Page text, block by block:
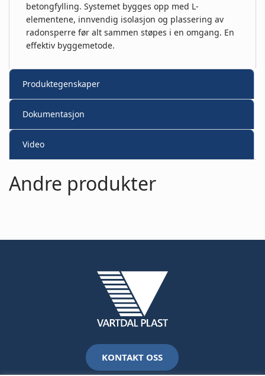
betongfylling. Systemet bygges opp med L-
elementene, innvendig isolasjon og plassering av
radonsperre før alt sammen støpes i en omgang. En
effektiv byggemetode.
Produktegenskaper
Dokumentasjon
Video
Andre produkter
KONTAKT OSS